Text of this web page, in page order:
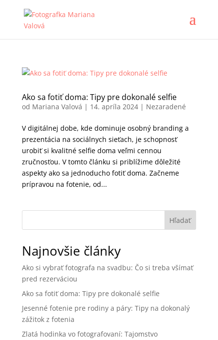
Ako sa fotiť doma: Tipy pre dokonalé selfie
od Mariana Valová | 14. apríla 2024| Nezaradené
V digitálnej dobe, kde dominuje osobný branding a
prezentácia na sociálnych sieťach, je schopnosť
urobiť si kvalitné selfie doma veľmi cennou
zručnosťou. V tomto článku si priblížime dôležité
aspekty ako sa jednoducho fotiť doma. Začneme
prípravou na fotenie, od...
Hľadať
Najnovšie články
Ako si vybrať fotografa na svadbu: Čo si treba všímať
pred rezerváciou
Ako sa fotiť doma: Tipy pre dokonalé selfie
Jesenné fotenie pre rodiny a páry: Tipy na dokonalý
zážitok z fotenia
Zlatá hodinka vo fotografovaní: Tajomstvo